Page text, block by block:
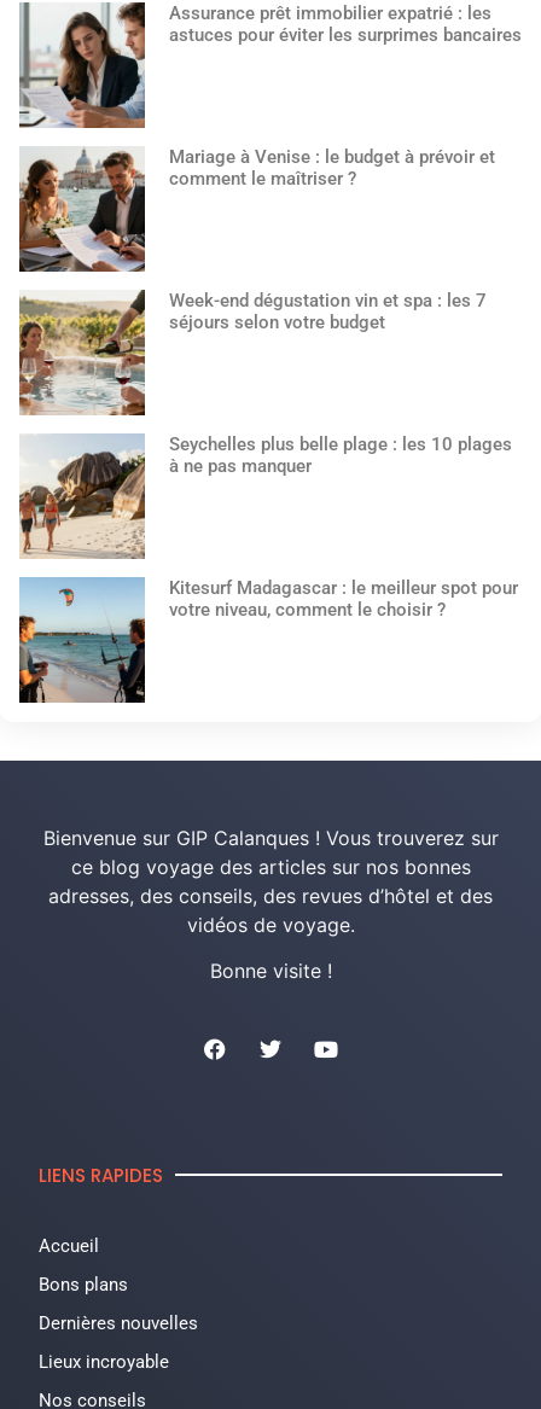
Assurance prêt immobilier expatrié : les
astuces pour éviter les surprimes bancaires
Mariage à Venise : le budget à prévoir et
comment le maîtriser ?
Week-end dégustation vin et spa : les 7
séjours selon votre budget
Seychelles plus belle plage : les 10 plages
à ne pas manquer
Kitesurf Madagascar : le meilleur spot pour
votre niveau, comment le choisir ?
Bienvenue sur GIP Calanques ! Vous trouverez sur
ce blog voyage des articles sur nos bonnes
adresses, des conseils, des revues d’hôtel et des
vidéos de voyage.
Bonne visite !
LIENS RAPIDES
Accueil
Bons plans
Dernières nouvelles
Lieux incroyable
Nos conseils